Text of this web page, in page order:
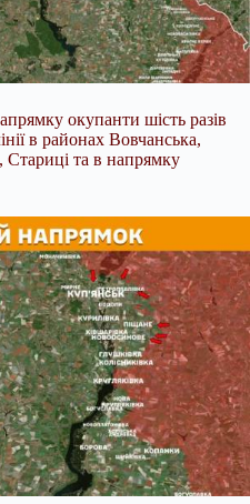
окупанти шість разів
в районах Вовчанська,
та в напрямку